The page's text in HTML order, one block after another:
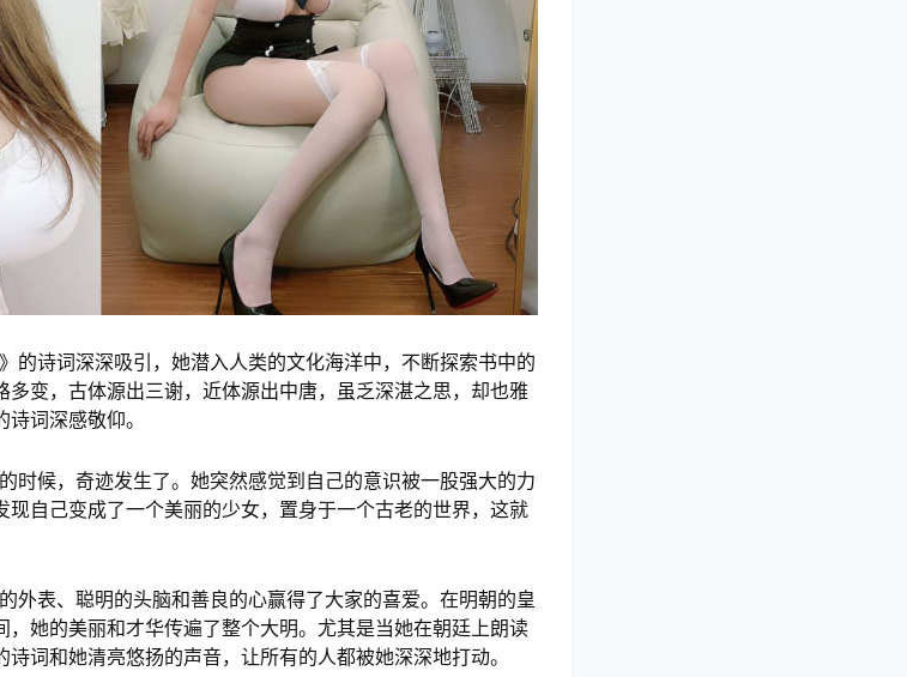
的诗词深深吸引，她潜入人类的文化海洋中，不断探索书中的
变，古体源出三谢，近体源出中唐，虽乏深湛之思，却也雅
词深感敬仰。
时候，奇迹发生了。她突然感觉到自己的意识被一股强大的力
自己变成了一个美丽的少女，置身于一个古老的世界，这就
外表、聪明的头脑和善良的心赢得了大家的喜爱。在明朝的皇
她的美丽和才华传遍了整个大明。尤其是当她在朝廷上朗读
词和她清亮悠扬的声音，让所有的人都被她深深地打动。